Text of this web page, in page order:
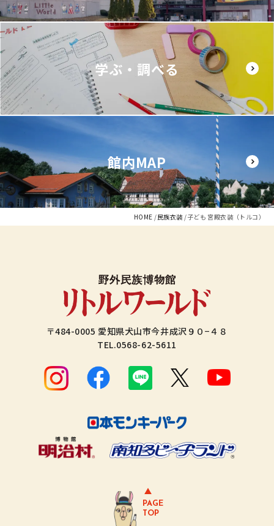
学ぶ・調べる
館内MAP
HOME 民族衣装 子ども 宮殿衣装（トルコ）
〒484-0005 愛知県犬山市今井成沢９０−４８
TEL.0568-62-5611
PAGE
TOP